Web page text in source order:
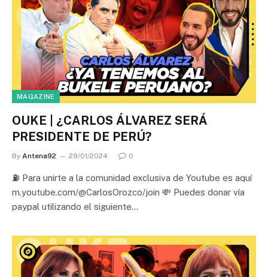
MAGAZINE
OUKE | ¿CARLOS ÁLVAREZ SERÁ
PRESIDENTE DE PERÚ?
By Antena92 29/01/2024 0
⛽ Para unirte a la comunidad exclusiva de Youtube es aquí
m.youtube.com/@CarlosOrozco/join 💸 Puedes donar vía
paypal utilizando el siguiente…